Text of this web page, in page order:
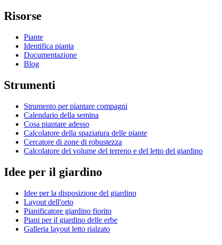
Risorse
Piante
Identifica pianta
Documentazione
Blog
Strumenti
Strumento per piantare compagni
Calendario della semina
Cosa piantare adesso
Calcolatore della spaziatura delle piante
Cercatore di zone di robustezza
Calcolatore del volume del terreno e del letto del giardino
Idee per il giardino
Idee per la disposizione del giardino
Layout dell'orto
Pianificatore giardino fiorito
Piani per il giardino delle erbe
Galleria layout letto rialzato